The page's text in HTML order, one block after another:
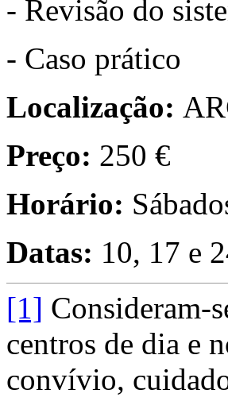
- Revisão do
- Caso prático
Localização:
Preço: 250 €
Horário:
Datas: 10, 17 e
[1] Consideram-
centros de dia e
convívio,